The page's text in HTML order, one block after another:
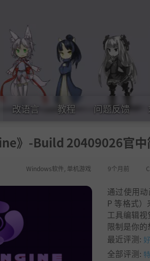
改语言 教程 问题反馈
》-Build 20409026官
Windows软件 单机游戏 9个月前
通过使用
P 等格式
工具编辑
限制是你的
最近评测:
全部评测: